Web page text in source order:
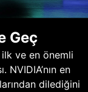
Geç
ve en önemli
en
dilediğini